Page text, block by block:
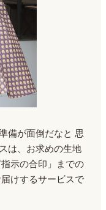
備が面倒だなと 思
は、お求めの生地
示の合印」までの
けするサービスで